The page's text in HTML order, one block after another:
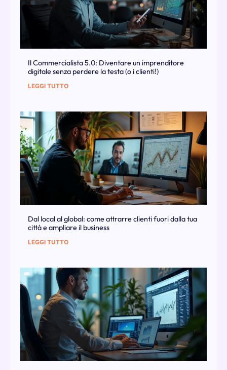
Il Commercialista 5.0: Diventare un imprenditore
digitale senza perdere la testa (o i clienti!)
LEGGI TUTTO
Dal local al global: come attrarre clienti fuori dalla tua
città e ampliare il business
LEGGI TUTTO